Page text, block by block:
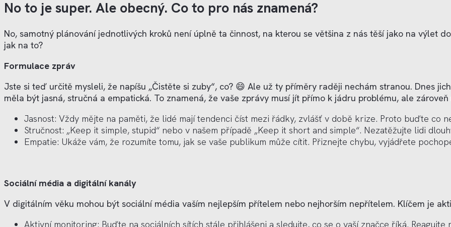
No to je super. Ale obecný. Co to pro nás znamená?
No, samotný plánování jednotlivých kroků není úplně ta činnost, na kterou se většina z nás těší jako na výlet
jak na to?
Formulace zpráv
Jste si teď určitě mysleli, že napíšu „Čistěte si zuby“, co? 😄 Ale už ty příměry raději nechám stranou. Dnes
měla být jasná, stručná a empatická. To znamená, že vaše zprávy musí jít přímo k jádru problému, ale
Jasnost: Vždy mějte na paměti, že lidé mají tendenci číst mezi řádky, zvlášť v době krize. Proto buďte co
Stručnost: „Keep it simple, stupid“ nebo v našem případě „Keep it short and simple“. Nezatěžujte lidi
Empatie: Ukáže vám, že rozumíte tomu, jak se vaše publikum může cítit. Přiznejte chybu, vyjádřete
Sociální média a digitální kanály
V digitálním věku mohou být sociální média vaším nejlepším přítelem nebo nejhorším nepřítelem. Klíčem je
Aktivní monitoring: Buďte na sociálních sítích stále přihlášeni a sledujte, co se o vaší značce říká. Reagujte